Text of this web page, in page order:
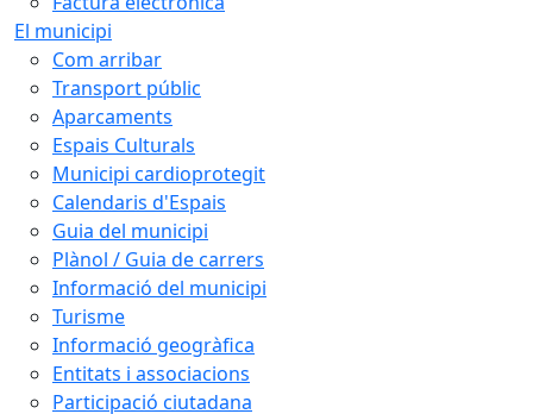
El municipi
Com arribar
Transport públic
Aparcaments
Espais Culturals
Municipi cardioprotegit
Calendaris d'Espais
Guia del municipi
Plànol / Guia de carrers
Informació del municipi
Turisme
Informació geogràfica
Entitats i associacions
Participació ciutadana